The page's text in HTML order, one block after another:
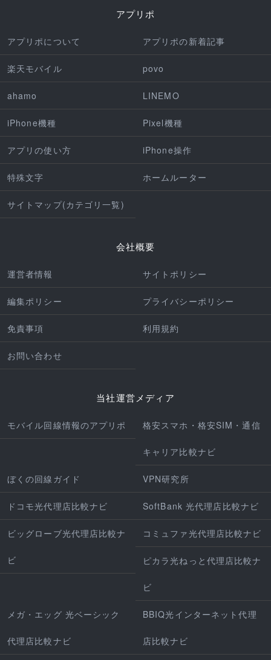
アプリポ
アプリポについて アプリポの新着記事
楽天モバイル povo
ahamo LINEMO
iPhone機種 Pixel機種
アプリの使い方 iPhone操作
特殊文字 ホームルーター
サイトマップ(カテゴリ一覧)
会社概要
運営者情報 サイトポリシー
編集ポリシー プライバシーポリシー
免責事項 利用規約
お問い合わせ
当社運営メディア
モバイル回線情報のアプリポ 格安スマホ・格安SIM・通信
キャリア比較ナビ
ぼくの回線ガイド VPN研究所
ドコモ光代理店比較ナビ SoftBank 光代理店比較ナビ
ビッグローブ光代理店比較ナ
ビ
コミュファ光代理店比較ナビ
ピカラ光ねっと代理店比較ナ
ビ
メガ・エッグ 光ベーシック
代理店比較ナビ
BBIQ光インターネット代理
店比較ナビ